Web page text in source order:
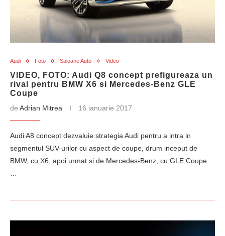
Audi Foto Saloane Auto Video
VIDEO, FOTO: Audi Q8 concept prefigureaza un
rival pentru BMW X6 si Mercedes-Benz GLE
Coupe
de Adrian Mitrea 16 ianuarie 2017
Audi A8 concept dezvaluie strategia Audi pentru a intra in
segmentul SUV-urilor cu aspect de coupe, drum inceput de
BMW, cu X6, apoi urmat si de Mercedes-Benz, cu GLE Coupe.